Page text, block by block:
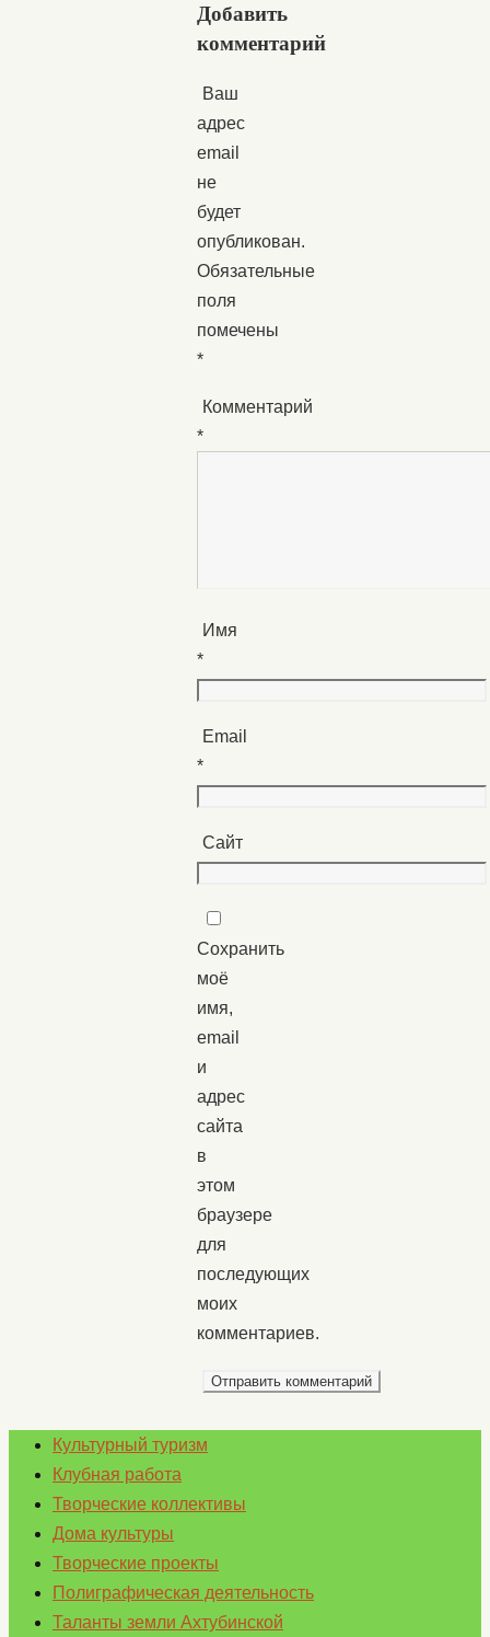
Добавить
комментарий
Ваш
адрес
email
не
будет
опубликован.
Обязательные
поля
помечены
*
Комментарий
*
Имя
*
Email
*
Сайт
Сохранить
моё
имя,
email
и
адрес
сайта
в
этом
браузере
для
последующих
моих
комментариев.
Культурный туризм
Клубная работа
Творческие коллективы
Дома культуры
Творческие проекты
Полиграфическая деятельность
Таланты земли Ахтубинской